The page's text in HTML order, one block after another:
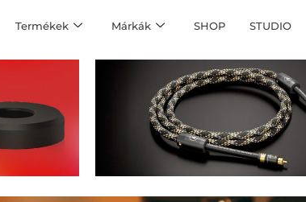
Termékek Márkák SHOP STUDIO